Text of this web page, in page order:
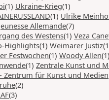
(1) Ukraine-Krieg(1)
(1) Ulrike
Allemande(7)
des Westens(1) Veza
Highlights(1) Weimarer Justiz
Festwochen(1) Woody Allen(1)
(1) Zentrale Kunst und
Zentrum für Kunst und Medien
(2)
(3)